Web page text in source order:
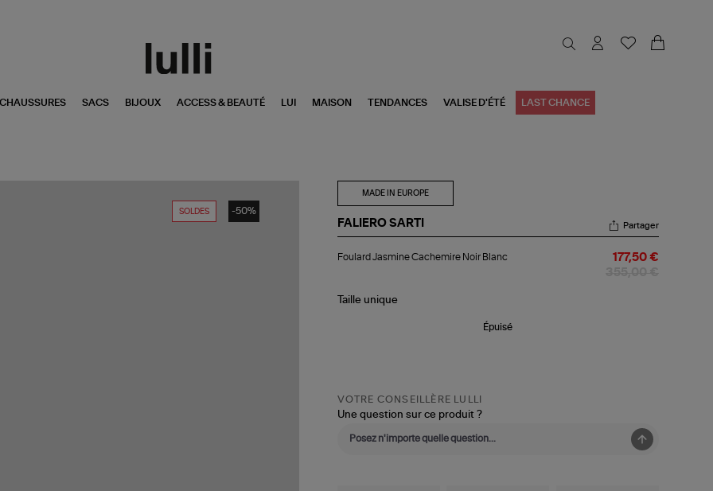
CHAUSSURES SACS BIJOUX ACCESS & BEAUTÉ LUI MAISON TENDANCES VALISE D'ÉTÉ LAST CHANCE
SOLDES -50%
MADE IN EUROPE
FALIERO SARTI
Jasmine
Blanc
Partager
Foulard Jasmine Cachemire Noir Blanc 177,50 €
Taille unique
Épuisé
VOTRE CONSEILLÈRE LULLI
Une question sur ce produit ?